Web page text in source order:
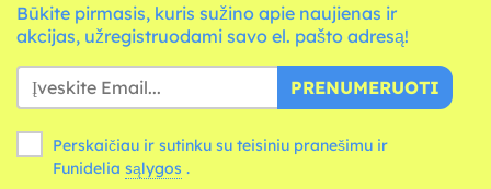
Būkite pirmasis, kuris sužino apie naujienas ir
akcijas, užregistruodami savo el. pašto adresą!
PRENUMERUOTI
Perskaičiau ir sutinku su teisiniu pranešimu ir
Funidelia sąlygos .